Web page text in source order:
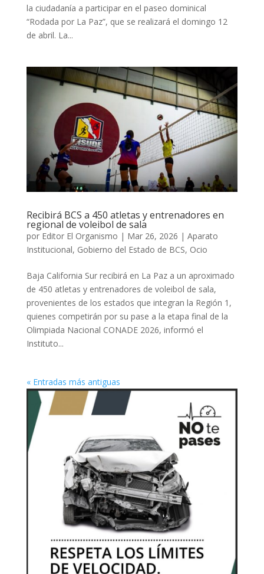
la ciudadanía a participar en el paseo dominical
“Rodada por La Paz”, que se realizará el domingo 12
de abril. La...
Recibirá BCS a 450 atletas y entrenadores en
regional de voleibol de sala
por Editor El Organismo | Mar 26, 2026 | Aparato
Institucional, Gobierno del Estado de BCS, Ocio
Baja California Sur recibirá en La Paz a un aproximado
de 450 atletas y entrenadores de voleibol de sala,
provenientes de los estados que integran la Región 1,
quienes competirán por su pase a la etapa final de la
Olimpiada Nacional CONADE 2026, informó el
Instituto...
« Entradas más antiguas